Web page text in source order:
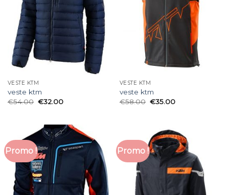
VESTE KTM
veste ktm
€54.00 €32.00
VESTE KTM
veste ktm
€58.00 €35.00
Promo ! Promo !